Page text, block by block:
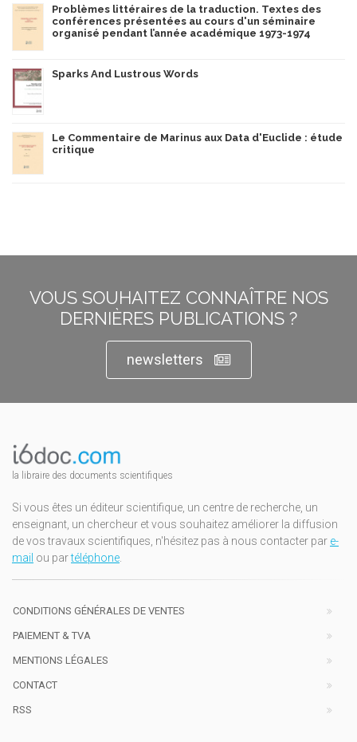
Problèmes littéraires de la traduction. Textes des
conférences présentées au cours d'un séminaire
organisé pendant l’année académique 1973-1974
Sparks And Lustrous Words
Le Commentaire de Marinus aux Data d'Euclide : étude
critique
VOUS SOUHAITEZ CONNAÎTRE NOS
DERNIÈRES PUBLICATIONS ?
newsletters
la libraire des documents scientifiques
Si vous êtes un éditeur scientifique, un centre de recherche, un
enseignant, un chercheur et vous souhaitez améliorer la diffusion
de vos travaux scientifiques, n'hésitez pas à nous contacter par e-
mail ou partéléphone.
CONDITIONS GÉNÉRALES DE VENTES
PAIEMENT & TVA
MENTIONS LÉGALES
CONTACT
RSS